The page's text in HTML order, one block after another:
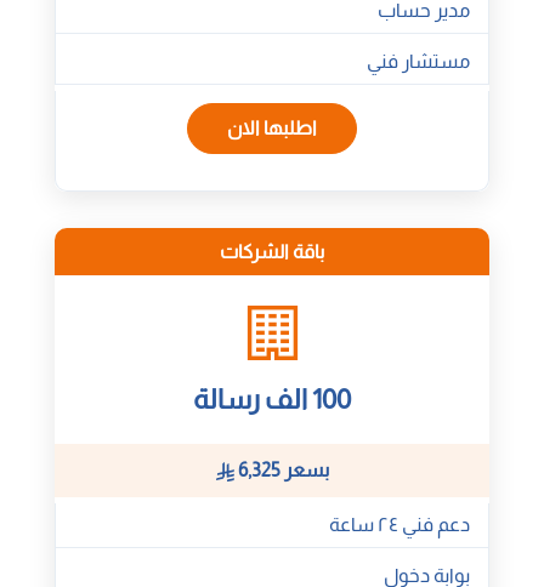
مدير حساب
مستشار فني
اطلبها الان
باقة الشركات
100 الف رسالة
بسعر 6,325
دعم فني ٢٤ ساعة
بوابة دخول